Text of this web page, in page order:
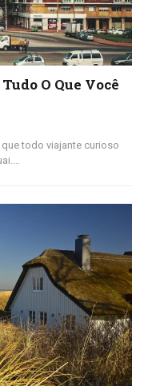
O Que Você
todo viajante curioso